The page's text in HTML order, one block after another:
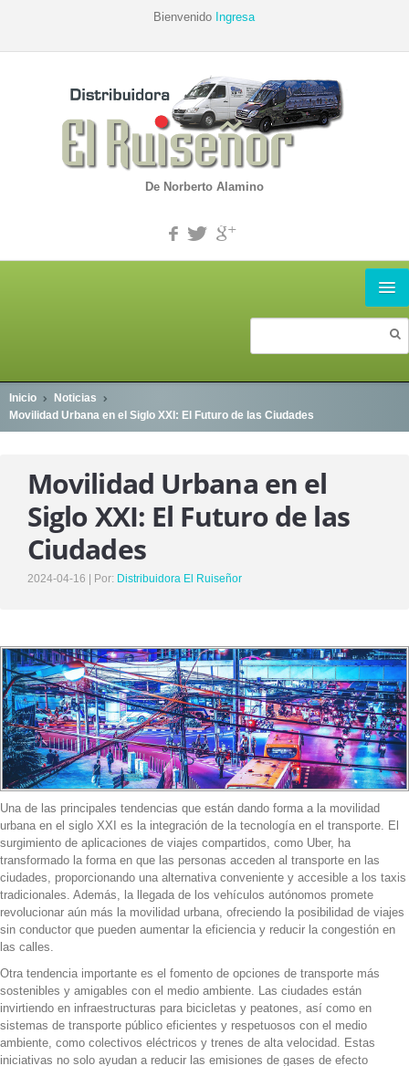
Bienvenido Ingresa
De Norberto Alamino
SERVICIOS
DESTINO ENCOMIENDAS
ASISTENCIA EN RUTA
NUESTROS VIAJES
NOSOTROS
HISTORIA , MISIÓN Y VISIÓN
NUESTRO EQUIPO DE TRABAJO
CONTACTO
Inicio
Noticias
Movilidad Urbana en el Siglo XXI: El Futuro de las Ciudades
Movilidad Urbana en el
Siglo XXI: El Futuro de las
Ciudades
2024-04-16 | Por: Distribuidora El Ruiseñor
Una de las principales tendencias que están dando forma a la movilidad
urbana en el siglo XXI es la integración de la tecnología en el transporte. El
surgimiento de aplicaciones de viajes compartidos, como Uber, ha
transformado la forma en que las personas acceden al transporte en las
ciudades, proporcionando una alternativa conveniente y accesible a los taxis
tradicionales. Además, la llegada de los vehículos autónomos promete
revolucionar aún más la movilidad urbana, ofreciendo la posibilidad de viajes
sin conductor que pueden aumentar la eficiencia y reducir la congestión en
las calles.
Otra tendencia importante es el fomento de opciones de transporte más
sostenibles y amigables con el medio ambiente. Las ciudades están
invirtiendo en infraestructuras para bicicletas y peatones, así como en
sistemas de transporte público eficientes y respetuosos con el medio
ambiente, como colectivos eléctricos y trenes de alta velocidad. Estas
iniciativas no solo ayudan a reducir las emisiones de gases de efecto